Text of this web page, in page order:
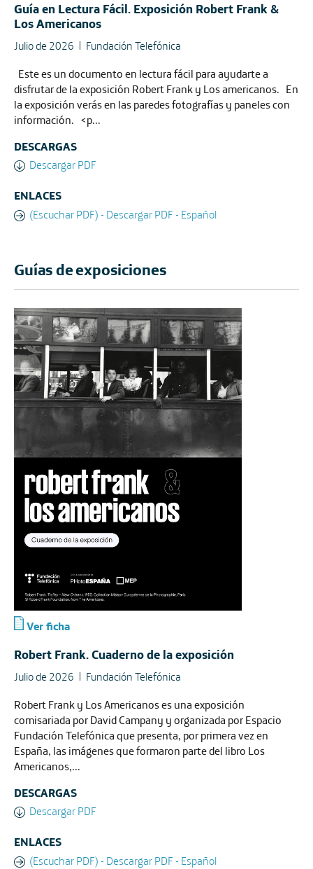
Guía en Lectura Fácil. Exposición Robert Frank &
Los Americanos
Julio de 2026
Fundación Telefónica
Este es un documento en lectura fácil para ayudarte a
disfrutar de la exposición Robert Frank y Los americanos. En
la exposición verás en las paredes fotografías y paneles con
información. <p...
DESCARGAS
Descargar PDF
ENLACES
(Escuchar PDF) - Descargar PDF - Español
Guías de exposiciones
Ver ficha
Robert Frank. Cuaderno de la exposición
Julio de 2026
Fundación Telefónica
Robert Frank y Los Americanos es una exposición
comisariada por David Campany y organizada por Espacio
Fundación Telefónica que presenta, por primera vez en
España, las imágenes que formaron parte del libro Los
Americanos,...
DESCARGAS
Descargar PDF
ENLACES
(Escuchar PDF) - Descargar PDF - Español